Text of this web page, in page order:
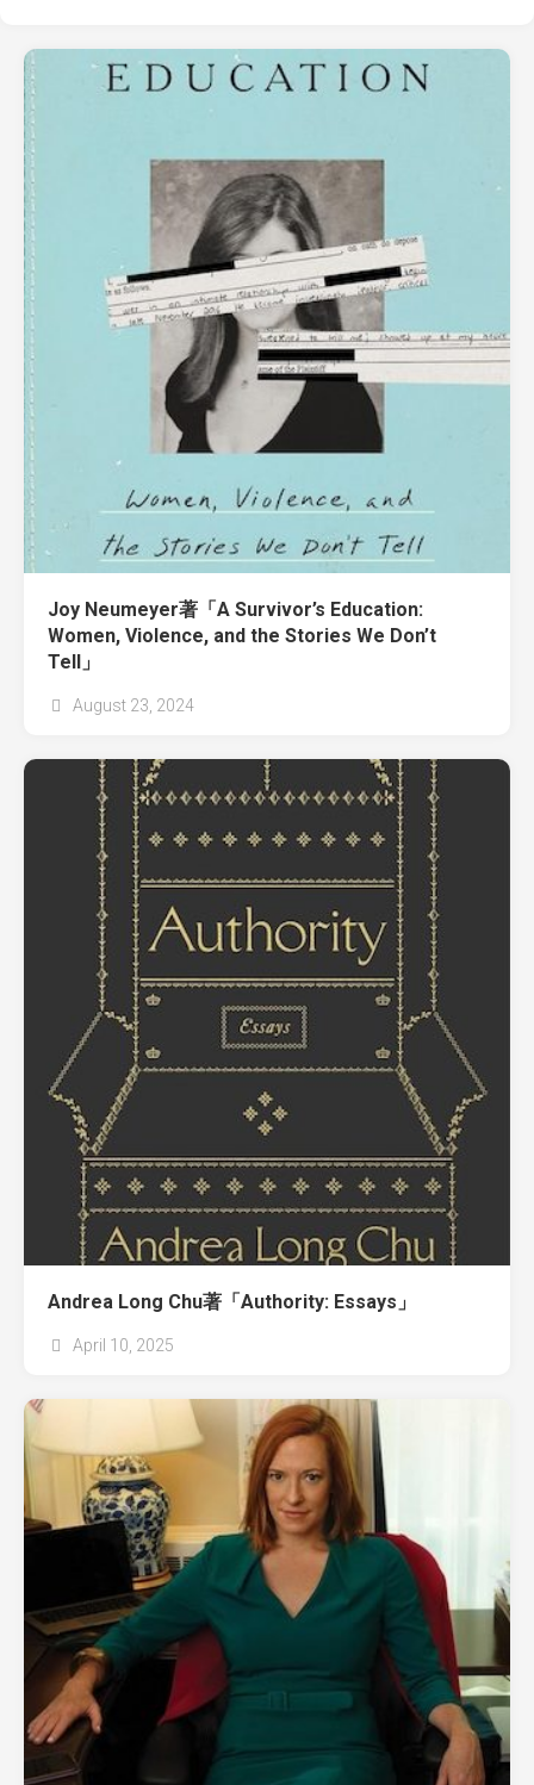
Joy Neumeyer著「A Survivor’s Education:
Women, Violence, and the Stories We Don’t
Tell」
August 23, 2024
Andrea Long Chu著「Authority: Essays」
April 10, 2025